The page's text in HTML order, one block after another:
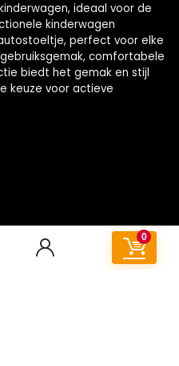
0
ideaal voor de
kinderwagen
perfect voor elke
comfortabele
biedt het gemak en stijl
keuze voor actieve